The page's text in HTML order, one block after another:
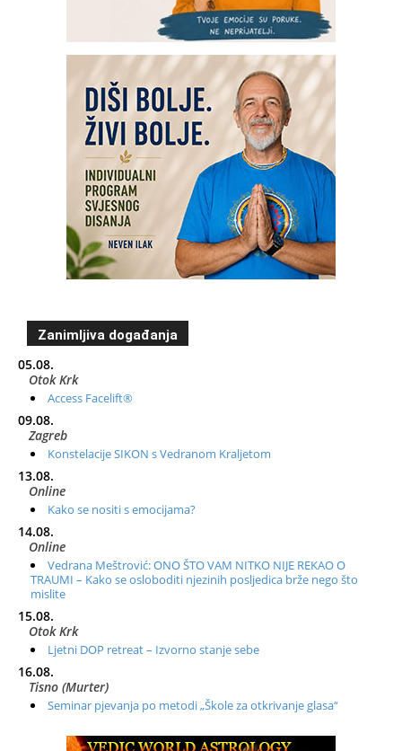
Zanimljiva događanja
05.08.
Otok Krk
Access Facelift®
09.08.
Zagreb
Konstelacije SIKON s Vedranom Kraljetom
13.08.
Online
Kako se nositi s emocijama?
14.08.
Online
Vedrana Meštrović: ONO ŠTO VAM NITKO NIJE REKAO O
TRAUMI – Kako se osloboditi njezinih posljedica brže nego što
mislite
15.08.
Otok Krk
Ljetni DOP retreat – Izvorno stanje sebe
16.08.
Tisno (Murter)
Seminar pjevanja po metodi „Škole za otkrivanje glasa“